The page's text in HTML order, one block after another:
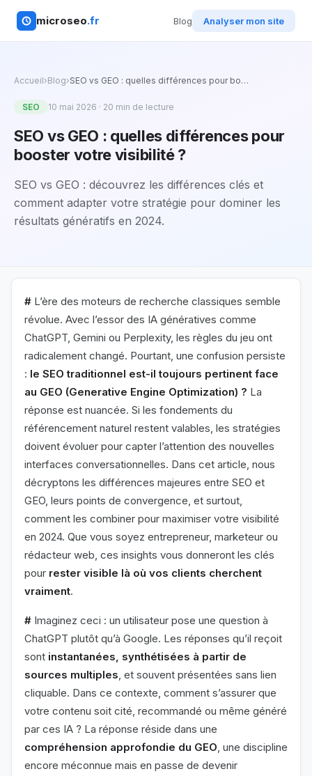
microseo.fr Blog Analyser mon site
Accueil›Blog›SEO vs GEO : quelles différences pour bo…
SEO 10 mai 2026 · 20 min de lecture
SEO vs GEO : quelles différences pour
booster votre visibilité ?
SEO vs GEO : découvrez les différences clés et
comment adapter votre stratégie pour dominer les
résultats génératifs en 2024.
# L’ère des moteurs de recherche classiques semble
révolue. Avec l’essor des IA génératives comme
ChatGPT, Gemini ou Perplexity, les règles du jeu ont
radicalement changé. Pourtant, une confusion persiste
: le SEO traditionnel est-il toujours pertinent face
au GEO (Generative Engine Optimization) ? La
réponse est nuancée. Si les fondements du
référencement naturel restent valables, les stratégies
doivent évoluer pour capter l’attention des nouvelles
interfaces conversationnelles. Dans cet article, nous
décryptons les différences majeures entre SEO et
GEO, leurs points de convergence, et surtout,
comment les combiner pour maximiser votre visibilité
en 2024. Que vous soyez entrepreneur, marketeur ou
rédacteur web, ces insights vous donneront les clés
pour rester visible là où vos clients cherchent
vraiment.
# Imaginez ceci : un utilisateur pose une question à
ChatGPT plutôt qu’à Google. Les réponses qu’il reçoit
sont instantanées, synthétisées à partir de
sources multiples, et souvent présentées sans lien
cliquable. Dans ce contexte, comment s’assurer que
votre contenu soit cité, recommandé ou même généré
par ces IA ? La réponse réside dans une
compréhension approfondie du GEO, une discipline
encore méconnue mais en passe de devenir